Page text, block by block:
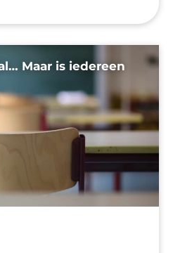
Maar is iedereen